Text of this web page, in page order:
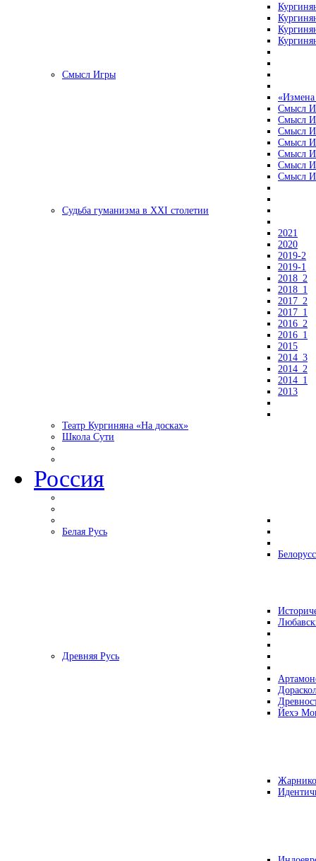
Смысл Игры
«Измена
Смысл
Смысл
Смысл
Смысл
Смысл
Смысл
Смысл
Судьба гуманизма в XXI столетии
2021
2020
2019-2
2019-1
2018_2
2018_1
2017_2
2017_1
2016_2
2016_1
2015
2014_3
2014_2
2014_1
2013
Театр Кургиняна «На досках»
Школа Сути
Россия
Белая Русь
Древняя Русь
Йехэ